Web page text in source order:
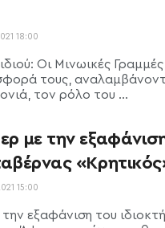
18:00
Οι Μινωικές Γραμμές
τους,
τον ρόλο του ...
με την
15:00
εξαφάνιση του